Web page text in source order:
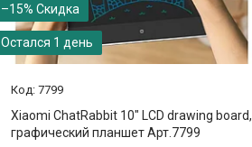
–15%
Остался 1 день
7799
Xiaomi ChatRabbit 10" LCD drawing board,
графический планшет Арт.7799